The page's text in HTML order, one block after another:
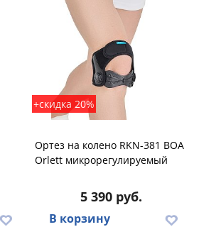
+скидка 20%
Ортез на колено RKN-381 BOA
Orlett микрорегулируемый
5 390 руб.
В корзину